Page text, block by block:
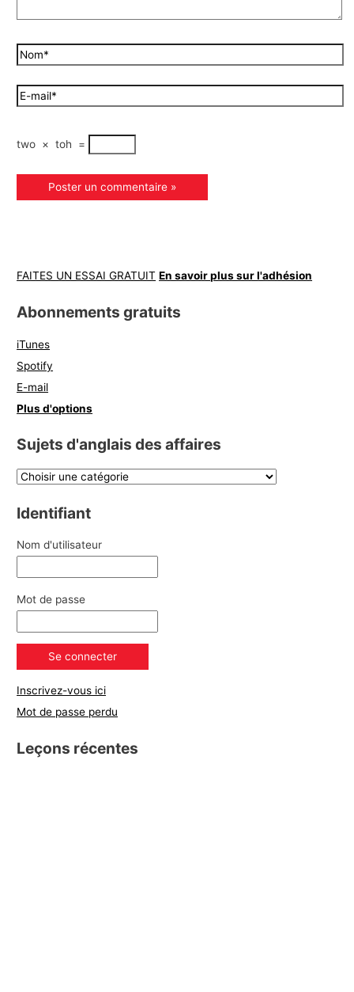
two × toh =
FAITES UN ESSAI GRATUIT En savoir plus sur l'adhésion
Abonnements gratuits
iTunes
Spotify
E-mail
Plus d'options
Sujets d'anglais des affaires
Identifiant
Nom d'utilisateur
Mot de passe
Inscrivez-vous ici
Mot de passe perdu
Leçons récentes